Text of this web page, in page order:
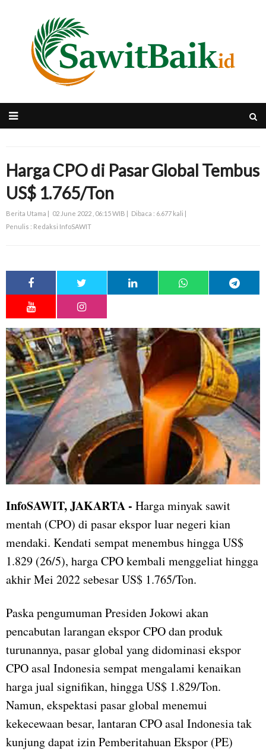
Harga CPO di Pasar Global Tembus
US$ 1.765/Ton
Berita Utama | 02 June 2022 , 06:15 WIB | Dibaca : 6.677 kali |
Penulis : Redaksi InfoSAWIT
InfoSAWIT,JAKARTA- Harga minyak sawit
mentah (CPO) di pasar ekspor luar negeri kian
mendaki. Kendati sempat menembus hingga US$
1.829 (26/5), harga CPO kembali menggeliat hingga
akhir Mei 2022 sebesar US$ 1.765/Ton.
Paska pengumuman Presiden Jokowi akan
pencabutan larangan ekspor CPO dan produk
turunannya, pasar global yang didominasi ekspor
CPO asal Indonesia sempat mengalami kenaikan
harga jual signifikan, hingga US$ 1.829/Ton.
Namun, ekspektasi pasar global menemui
kekecewaan besar, lantaran CPO asal Indonesia tak
kunjung dapat izin Pemberitahuan Ekspor (PE)